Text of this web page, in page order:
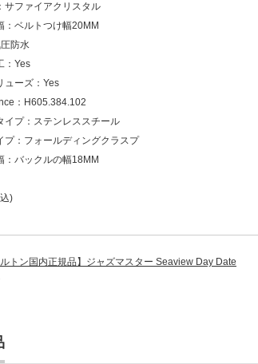
サファイアクリスタル
：ベルトつけ幅20MM
防水
：Yes
ューズ：Yes
：H605.384.102
イプ：ステンレススチール
プ：フォールディングクラスプ
：バックルの幅18MM
)
ルトン国内正規品】ジャズマスター Seaview Day Date